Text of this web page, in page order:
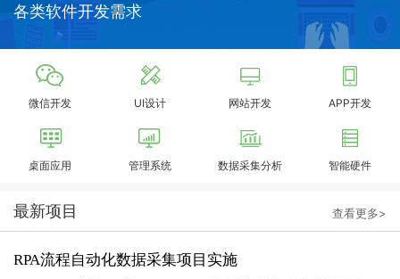
各类软件开发需求
微信开发 UI设计 网站开发 APP开发
桌面应用 管理系统 数据采集分析 智能硬件
最新项目 查看更多>
RPA流程自动化数据采集项目实施